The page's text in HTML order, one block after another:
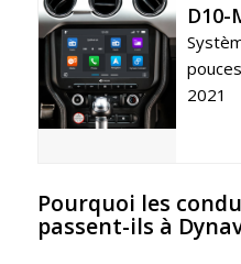
D10-
2021
Pourquoi les
passent-ils à